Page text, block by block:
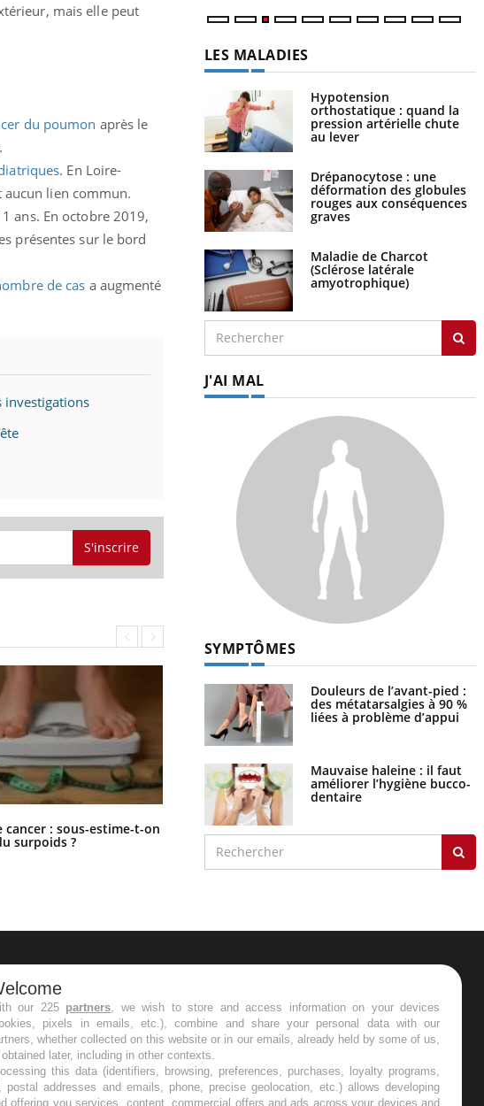
mais elle peut
du poumon après le
. En Loire-
lien commun.
ans. En octobre 2019,
présentes sur le bord
de cas a augmenté
investigations
S'inscrire
cancer : sous-estime-t-on
surpoids ?
Régimes cétogènes : un risque de
cancer de l’intestin grêle
LES MALADIES
Hypotension
orthostatique : quand la
pression artérielle chute
au lever
Drépanocytose : une
déformation des globules
rouges aux conséquences
graves
Maladie de Charcot
(Sclérose latérale
amyotrophique)
J'AI MAL
SYMPTÔMES
Douleurs de l’avant-pied :
des métatarsalgies à 90 %
liées à problème d’appui
Mauvaise haleine : il faut
améliorer l’hygiène bucco-
dentaire
NEWSLETTER
Recevez toutes les semaines les meilleures
infos santé
our 225 partners, we wish to store and access information on your devices
pixels in emails, etc.), combine and share your personal data with our
whether collected on this website or in our emails, already held by some of us,
later, including in other contexts.
this data (identifiers, browsing, preferences, purchases, loyalty programs,
postal addresses and emails, phone, precise geolocation, etc.) allows developing
offering you services, content, commercial offers and ads across your devices and